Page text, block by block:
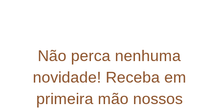
Não perca nenhuma
novidade! Receba em
primeira mão nossos